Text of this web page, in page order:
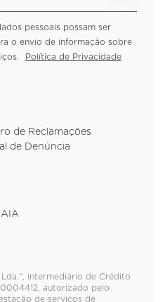
pessoais possam ser
o envio de informação sobre
Política de Privacidade
de Reclamações
de Denúncia
Intermediário de Crédito
autorizado pelo
de serviços de